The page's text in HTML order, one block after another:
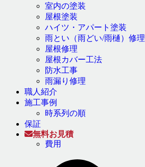
室内の塗装
屋根塗装
ハイツ・アパート塗装
雨とい（雨どい/雨樋）修理
屋根修理
屋根カバー工法
防水工事
雨漏り修理
職人紹介
施工事例
時系列の順
保証
無料お見積
費用